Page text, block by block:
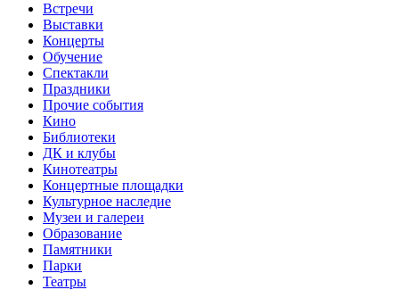
Встречи
Выставки
Концерты
Обучение
Спектакли
Праздники
Прочие события
Кино
Библиотеки
ДК и клубы
Кинотеатры
Концертные площадки
Культурное наследие
Музеи и галереи
Образование
Памятники
Парки
Театры